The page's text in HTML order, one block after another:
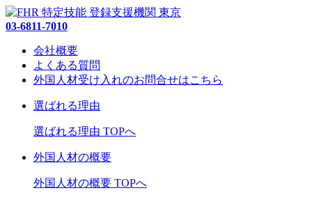
03-6811-7010
会社概要
よくある質問
外国人材受け入れのお問合せはこちら
選ばれる理由
選ばれる理由 TOPへ
外国人材の概要
外国人材の概要 TOPへ